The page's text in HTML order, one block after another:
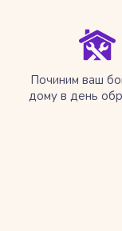
Починим ваш
дому в день